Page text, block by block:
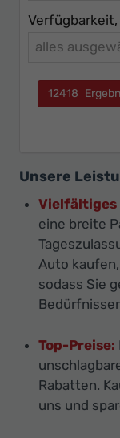
Verfügbarkeit,
alles
12418
Unsere
Vielfältiges
eine breite
Auto
sodass Sie
Top-Preise:
Rabatten.
uns und